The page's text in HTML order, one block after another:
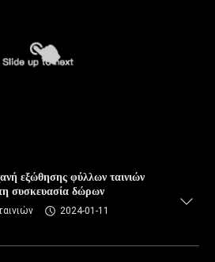
εξώθησης φύλλων ταινιών
συσκευασία δώρων
2024-01-11